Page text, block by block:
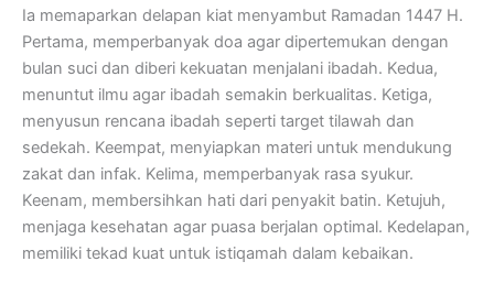
Ia memaparkan delapan kiat menyambut Ramadan 1447 H.
Pertama, memperbanyak doa agar dipertemukan dengan
bulan suci dan diberi kekuatan menjalani ibadah. Kedua,
menuntut ilmu agar ibadah semakin berkualitas. Ketiga,
menyusun rencana ibadah seperti target tilawah dan
sedekah. Keempat, menyiapkan materi untuk mendukung
zakat dan infak. Kelima, memperbanyak rasa syukur.
Keenam, membersihkan hati dari penyakit batin. Ketujuh,
menjaga kesehatan agar puasa berjalan optimal. Kedelapan,
memiliki tekad kuat untuk istiqamah dalam kebaikan.